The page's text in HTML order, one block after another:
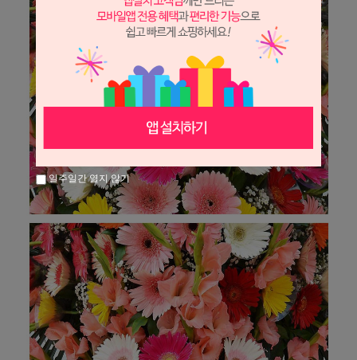
일주일간 열지 않기